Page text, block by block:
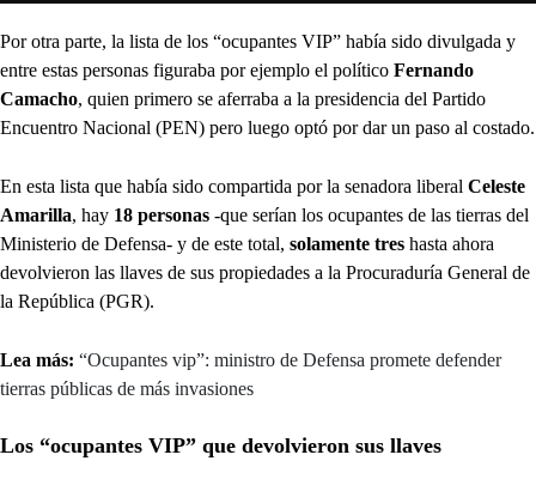
Por otra parte, la lista de los “ocupantes VIP” había sido divulgada y
entre estas personas figuraba por ejemplo el político Fernando
Camacho, quien primero se aferraba a la presidencia del Partido
Encuentro Nacional (PEN) pero luego optó por dar un paso al costado.
En esta lista que había sido compartida por la senadora liberal Celeste
Amarilla, hay 18 personas -que serían los ocupantes de las tierras del
Ministerio de Defensa- y de este total, solamente tres hasta ahora
devolvieron las llaves de sus propiedades a la Procuraduría General de
la República (PGR).
Lea más: “Ocupantes vip”: ministro de Defensa promete defender
tierras públicas de más invasiones
Los “ocupantes VIP” que devolvieron sus llaves